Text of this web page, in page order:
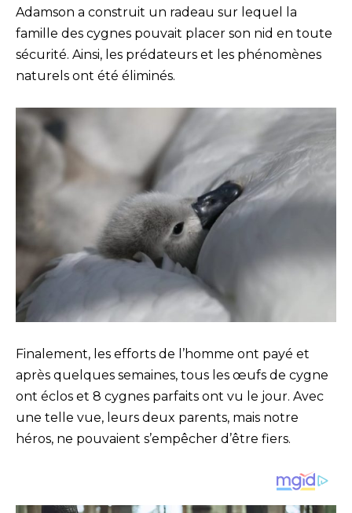
Adamson a construit un radeau sur lequel la
famille des cygnes pouvait placer son nid en toute
sécurité. Ainsi, les prédateurs et les phénomènes
naturels ont été éliminés.
Finalement, les efforts de l’homme ont payé et
après quelques semaines, tous les œufs de cygne
ont éclos et 8 cygnes parfaits ont vu le jour. Avec
une telle vue, leurs deux parents, mais notre
héros, ne pouvaient s’empêcher d’être fiers.